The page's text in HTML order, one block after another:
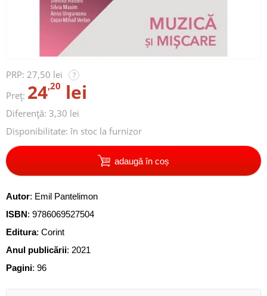
PRP: 27,50 lei ?
Preț: 24,20 lei
Diferență: 3,30 lei
Disponibilitate: în stoc la furnizor
adaugă în coș
Autor: Emil Pantelimon
ISBN: 9786069527504
Editura: Corint
Anul publicării: 2021
Pagini: 96